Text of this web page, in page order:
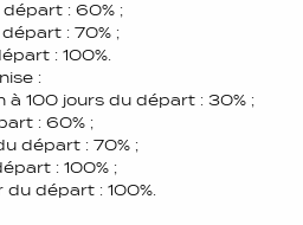
: 60% ;
: 70% ;
: 100%.
:
à 100 jours du départ : 30% ;
: 60% ;
départ : 70% ;
: 100% ;
départ : 100%.